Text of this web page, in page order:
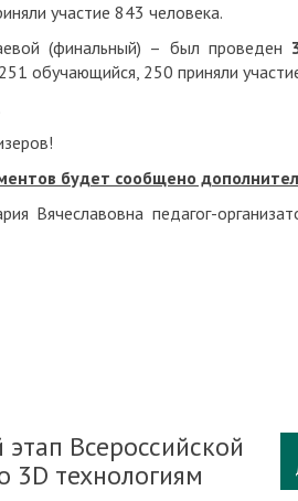
участие 843 человека.
(финальный) – был проведен
обучающийся, 250 приняли
будет сообщено
Вячеславовна педагог-
Всероссийской
технологиям